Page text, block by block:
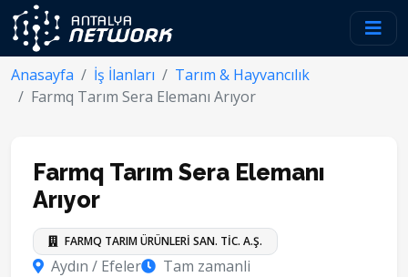
Anasayfa İş İlanları
Tarım & Hayvancılık
Farmq Tarım Sera Elemanı Arıyor
Farmq Tarım Sera Elemanı
Arıyor
FARMQ TARIM ÜRÜNLERİ SAN. TİC. A.Ş.
Aydın / Efeler Tam zamanli